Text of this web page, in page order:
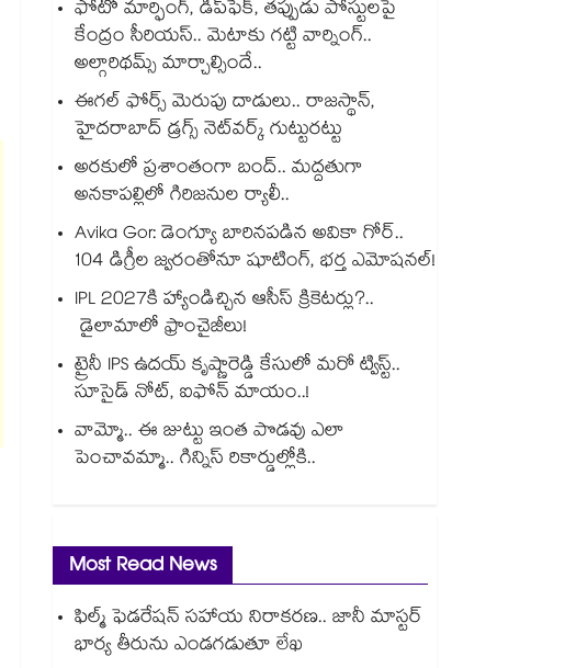
ఫోటో మార్ఫింగ్, డీప్‌ఫేక్‌, తప్పుడు పోస్టులపై
కేంద్రం సీరియస్.. మెటాకు గట్టి వార్నింగ్..
అల్గారిథమ్స్ మార్చాల్సిందే..
ఈగల్ ఫోర్స్ మెరుపు దాడులు.. రాజస్థాన్,
హైదరాబాద్‌ డ్రగ్స్‌ నెట్‌వర్క్‌ గుట్టురట్టు
అరకులో ప్రశాంతంగా బంద్.. మద్దతుగా
అనకాపల్లిలో గిరిజనుల ర్యాలీ..
Avika Gor: డెంగ్యూ బారినపడిన అవికా గోర్..
104 డిగ్రీల జ్వరంతోనూ షూటింగ్, భర్త ఎమోషనల్!
IPL 2027కి హ్యాండిచ్చిన ఆసీస్ క్రికెటర్లు?..
డైలామాలో ఫ్రాంచైజీలు!
ట్రైనీ IPS ఉదయ్‌ కృష్ణారెడ్డి కేసులో మరో ట్విస్ట్..
సూసైడ్‌ నోట్‌, ఐఫోన్‌ మాయం..!
వామ్మో.. ఈ జుట్టు ఇంత పొడవు ఎలా
పెంచావమ్మా.. గిన్నిస్ రికార్డుల్లోకి..
Most Read News
ఫిల్మ్ ఫెడరేషన్ సహాయ నిరాకరణ.. జానీ మాస్టర్
భార్య తీరును ఎండగడుతూ లేఖ